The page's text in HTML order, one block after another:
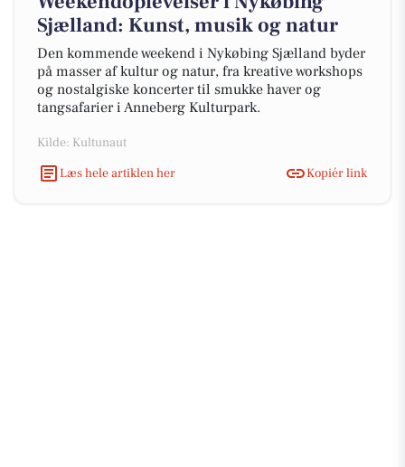
Sjælland: Kunst, musik og natur
Den kommende weekend i Nykøbing Sjælland byder
på masser af kultur og natur, fra kreative workshops
og nostalgiske koncerter til smukke haver og
tangsafarier i Anneberg Kulturpark.
Kilde: Kultunaut
Læs hele artiklen her
Kopiér link